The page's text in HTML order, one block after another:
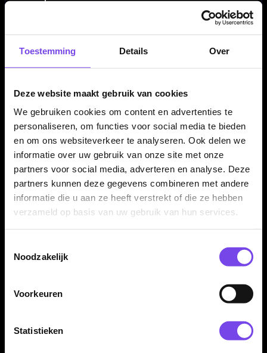
Toestemming Details Over
Deze website maakt gebruik van cookies
We gebruiken cookies om content en advertenties te
personaliseren, om functies voor social media te bieden
en om ons websiteverkeer te analyseren. Ook delen we
informatie over uw gebruik van onze site met onze
partners voor social media, adverteren en analyse. Deze
partners kunnen deze gegevens combineren met andere
informatie die u aan ze heeft verstrekt of die ze hebben
verzameld op basis van uw gebruik van hun services.
Noodzakelijk
Voorkeuren
Statistieken
Lichtgewicht en flexibel materiaal
✓
Ideaal voor thuis, cafés en competitie
Scorebord Grootte:
Scorebord Merk:
Bull's Darts
Scorebord Soort: Whiteboard set
Inclusief:Stift en wisser
20.000+ artikelen op voorraad